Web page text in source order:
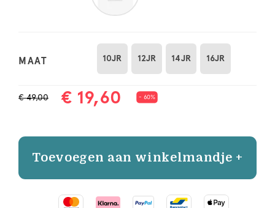
MAAT 10JR 12JR 14JR 16JR
€ 49,00 € 19,60 - 60%
Toevoegen aan winkelmandje +